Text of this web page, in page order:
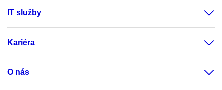
IT služby
Kariéra
O nás